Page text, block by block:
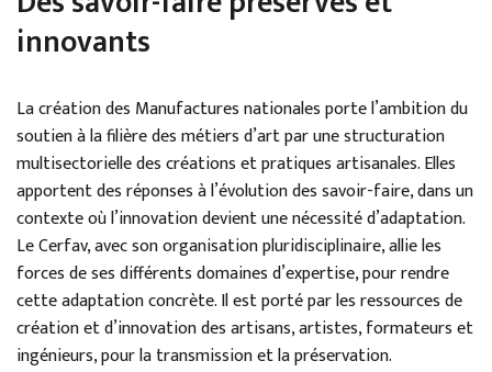
innovants
La création des Manufactures nationales porte l’ambition du
soutien à la filière des métiers d’art par une structuration
multisectorielle des créations et pratiques artisanales. Elles
apportent des réponses à l’évolution des savoir-faire, dans un
contexte où l’innovation devient une nécessité d’adaptation.
Le Cerfav, avec son organisation pluridisciplinaire, allie les
forces de ses différents domaines d’expertise, pour rendre
cette adaptation concrète. Il est porté par les ressources de
création et d’innovation des artisans, artistes, formateurs et
ingénieurs, pour la transmission et la préservation.